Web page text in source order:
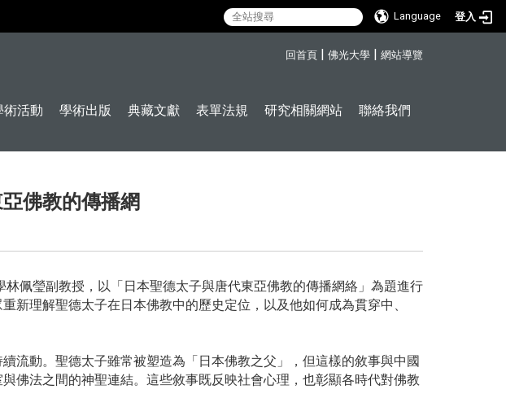
Language 登入
回首頁 | 佛光大學 | 網站導覽
術活動 學術出版 典藏文獻 表單法規 研究相關網站 聯絡我們
佛教的傳播網
佩瑩副教授，以「日本聖德太子與唐代東亞佛教的傳播網絡」為題進行
新理解聖德太子在日本佛教中的歷史定位，以及他如何成為貫穿中、
流動。聖德太子雖常被塑造為「日本佛教之父」，但這樣的敘事與中國
佛法之間的神聖連結。這些敘事既反映社會心理，也彰顯各時代對佛教